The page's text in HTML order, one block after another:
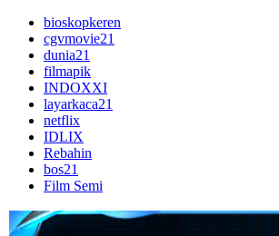
bioskopkeren
cgvmovie21
dunia21
filmapik
INDOXXI
layarkaca21
netflix
IDLIX
Rebahin
bos21
Film Semi